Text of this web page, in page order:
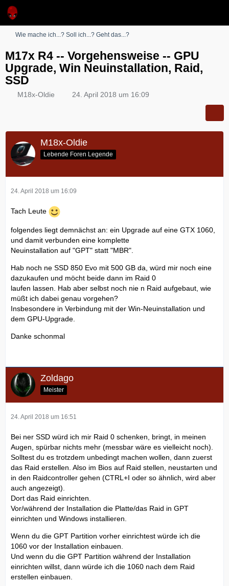
Wie mache ich...? Soll ich...? Geht das...?
M17x R4 -- Vorgehensweise -- GPU
Upgrade, Win Neuinstallation, Raid,
SSD
M18x-Oldie 24. April 2018 um 16:09
M18x-Oldie
Lebende Foren Legende
24. April 2018 um 16:09
Tach Leute
folgendes liegt demnächst an: ein Upgrade auf eine GTX 1060,
und damit verbunden eine komplette
Neuinstallation auf "GPT" statt "MBR".
Hab noch ne SSD 850 Evo mit 500 GB da, würd mir noch eine
dazukaufen und möcht beide dann im Raid 0
laufen lassen. Hab aber selbst noch nie n Raid aufgebaut, wie
müßt ich dabei genau vorgehen?
Insbesondere in Verbindung mit der Win-Neuinstallation und
dem GPU-Upgrade.
Danke schonmal
Zoldago
Meister
24. April 2018 um 16:51
Bei ner SSD würd ich mir Raid 0 schenken, bringt, in meinen
Augen, spürbar nichts mehr (messbar wäre es vielleicht noch).
Solltest du es trotzdem unbedingt machen wollen, dann zuerst
das Raid erstellen. Also im Bios auf Raid stellen, neustarten und
in den Raidcontroller gehen (CTRL+I oder so ähnlich, wird aber
auch angezeigt).
Dort das Raid einrichten.
Vor/während der Installation die Platte/das Raid in GPT
einrichten und Windows installieren.
Wenn du die GPT Partition vorher einrichtest würde ich die
1060 vor der Installation einbauen.
Und wenn du die GPT Partition während der Installation
einrichten willst, dann würde ich die 1060 nach dem Raid
erstellen einbauen.